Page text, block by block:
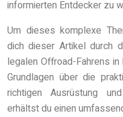
informierten Entdecker zu
Um dieses komplexe
dich dieser Artikel durch
legalen Offroad-Fahrens
Grundlagen über die
richtigen Ausrüstung
erhältst du einen